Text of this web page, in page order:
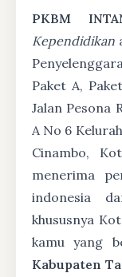
PKBM
Kependidikan
Paket A,
Jalan Pesona
A No 6
Cinambo,
menerima
indonesia
khususnya
kamu yang
Kabupaten